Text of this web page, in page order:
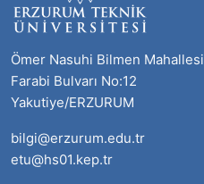
Ömer Nasuhi Bilmen Mahallesi
Farabi Bulvarı No:12
Yakutiye/ERZURUM
bilgi@erzurum.edu.tr
etu@hs01.kep.tr